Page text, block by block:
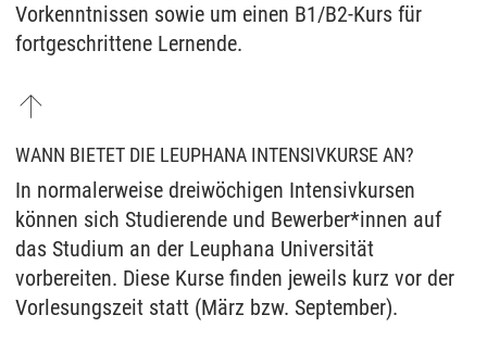
Vorkenntnissen sowie um einen B1/B2-Kurs für
fortgeschrittene Lernende.
WANN BIETET DIE LEUPHANA INTENSIVKURSE AN?
In normalerweise dreiwöchigen Intensivkursen
können sich Studierende und Bewerber*innen auf
das Studium an der Leuphana Universität
vorbereiten. Diese Kurse finden jeweils kurz vor der
Vorlesungszeit statt (März bzw. September).